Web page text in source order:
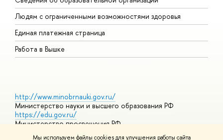
Мы используем файлы cookies для улучшения работы сайта
Людям с ограниченными возможностями здоровья
Единая платежная страница
Работа в Вышке
http://www.minobrnauki.gov.ru/
Министерство науки и высшего образования РФ
https://edu.gov.ru/
Министерство просвещения РФ
https://elearning.hse.ru/mooc